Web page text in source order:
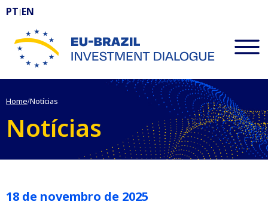
PT | EN
EU-BRAZIL Investment Dialogue
Home/Notícias
Notícias
18 de novembro de 2025